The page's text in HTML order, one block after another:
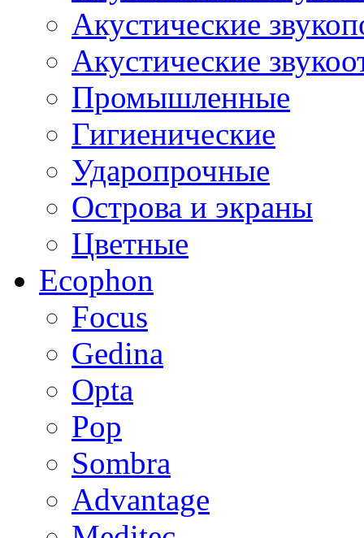
Акустические
Акустические
Промышленные
Гигиенические
Ударопрочные
Острова и экраны
Цветные
Ecophon
Focus
Gedina
Opta
Pop
Sombra
Advantage